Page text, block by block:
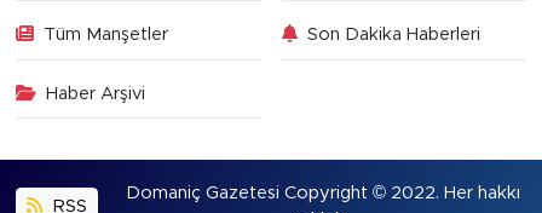
Tüm Manşetler Son Dakika Haberleri
Haber Arşivi
RSS
Domaniç Gazetesi Copyright © 2022. Her hakkı